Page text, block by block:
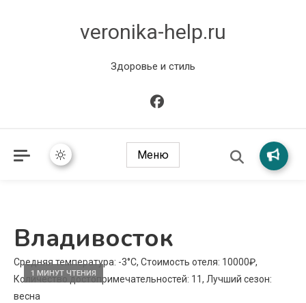
veronika-help.ru
Здоровье и стиль
Меню
Владивосток
1 МИНУТ ЧТЕНИЯ
Средняя температура: -3°C, Стоимость отеля: 10000₽,
Количество достопримечательностей: 11, Лучший сезон:
весна